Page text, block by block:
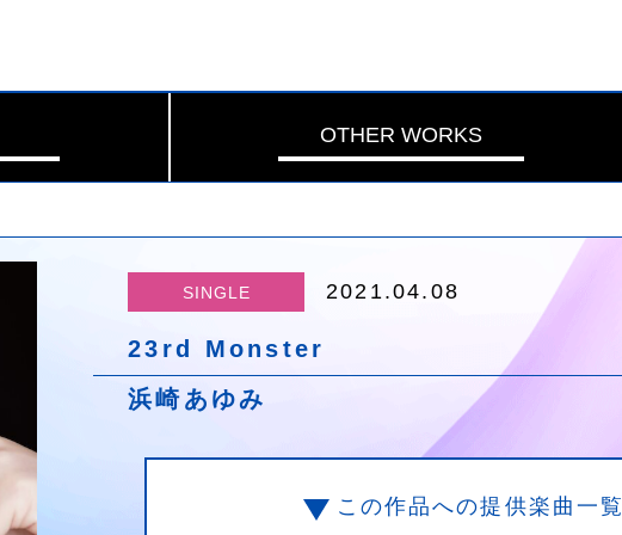
OTHER WORKS
SINGLE 2021.04.08
23rd Monster
浜崎あゆみ
この作品への提供楽曲一覧